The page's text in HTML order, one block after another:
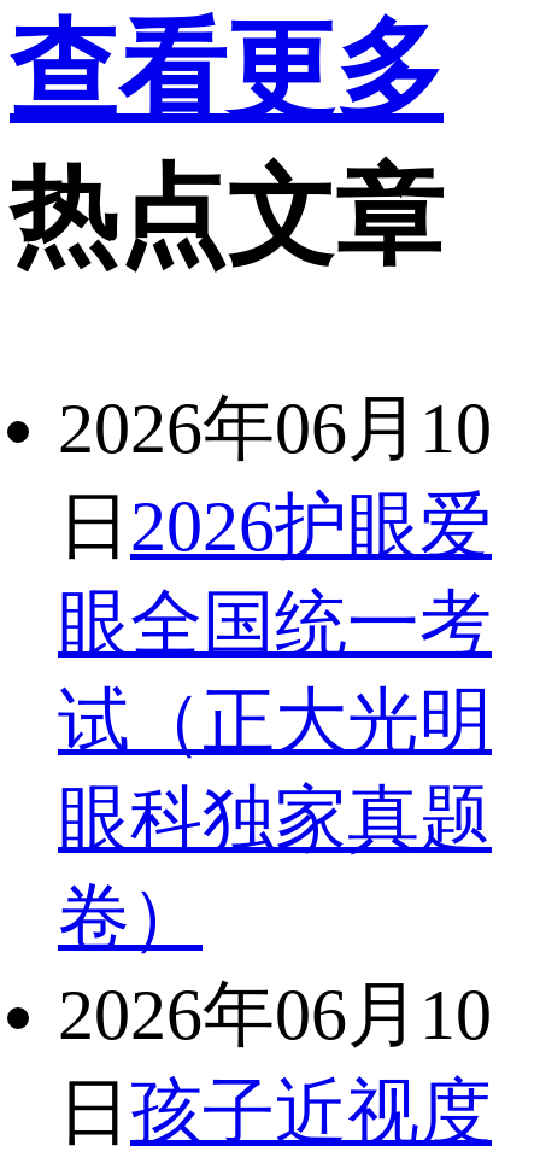
查看更多
热点文章
2026年06月10
日 2026护眼爱
眼全国统一考
试（正大光明
眼科独家真题
卷）
2026年06月10
日 孩子近视度